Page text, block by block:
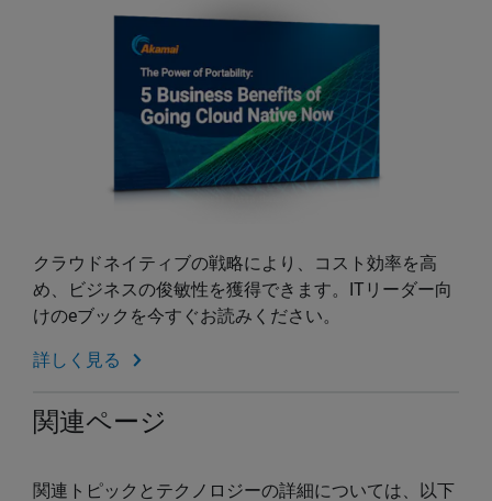
クラウドネイティブの戦略により、コスト効率を高
め、ビジネスの俊敏性を獲得できます。ITリーダー向
けのeブックを今すぐお読みください。
詳しく見る
関連ページ
関連トピックとテクノロジーの詳細については、以下